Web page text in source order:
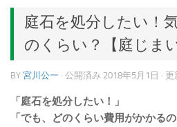
庭石を処分したい！
のくらい？【庭じまい
BY 宮川公一 · 公開済み 2018年5月1日 ·
「庭石を処分したい！」
「でも、どのくらい費用がかかるの